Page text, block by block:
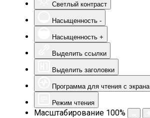
Светлый контраст
Насыщенность -
Насыщенность +
Выделить ссылки
Выделить заголовки
Программа для чтения с экрана
Режим чтения
Масштабирование 100%